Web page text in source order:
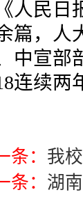
人民日
篇，人
中宣部
连续两
条： 我
条： 湖